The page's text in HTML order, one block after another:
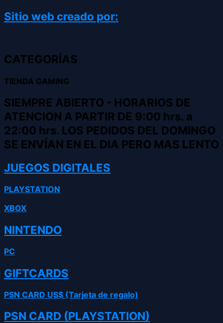
Sitio web creado por:
CATEGORÍAS
TIENDA GAMING
SIEMPRE ABIERTO - HORARIOS DE
ATENCION A PARTIR DE 9:00 hrs. a
22:00 hrs. LOS PEDIDOS DEL DOMINGO
SE ENVÍAN EN EL DIA PERO MAS LENTO
JUEGOS DIGITALES
PLAYSTATION
XBOX
NINTENDO
PC
GIFTCARDS
PSN CARD US$ (Tarjeta de regalo)
PSN CARD (PLAYSTATION)